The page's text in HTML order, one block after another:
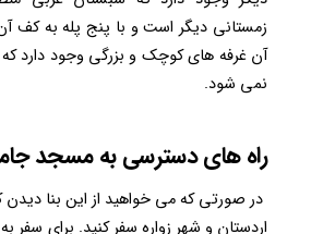
زمستانی دیگر است و با پنج پله به کف
آن غرفه های کوچک و بزرگی وجود دارد
نمی شود.
راه های دسترسی به مسجد
در صورتی که می خواهید از این بنا دیدن
اردستان و شهر زواره سفر کنید. برای سفر